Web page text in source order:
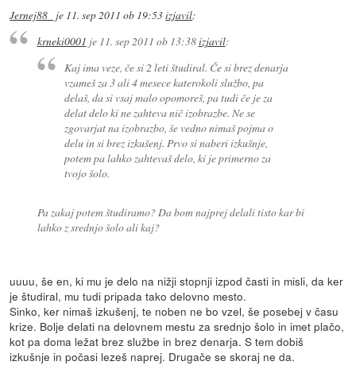
Jernej88_ je 11. sep 2011 ob 19:53izjavil:
krneki0001 je 11. sep 2011 ob 13:38izjavil:
Kaj ima veze, če si 2 leti študiral. Če si brez denarja
vzameš za 3 ali 4 mesece katerokoli službo, pa
delaš, da si vsaj malo opomoreš, pa tudi če je za
delat delo ki ne zahteva nič izobrazbe. Ne se
zgovarjat na izobrazbo, še vedno nimaš pojma o
delu in si brez izkušenj. Prvo si naberi izkušnje,
potem pa lahko zahtevaš delo, ki je primerno za
tvojo šolo.
Pa zakaj potem študiramo? Da bom najprej delali tisto kar bi
lahko z srednjo šolo ali kaj?
uuuu, še en, ki mu je delo na nižji stopnji izpod časti in misli, da ker
je študiral, mu tudi pripada tako delovno mesto.
Sinko, ker nimaš izkušenj, te noben ne bo vzel, še posebej v času
krize. Bolje delati na delovnem mestu za srednjo šolo in imet plačo,
kot pa doma ležat brez službe in brez denarja. S tem dobiš
izkušnje in počasi lezeš naprej. Drugače se skoraj ne da.